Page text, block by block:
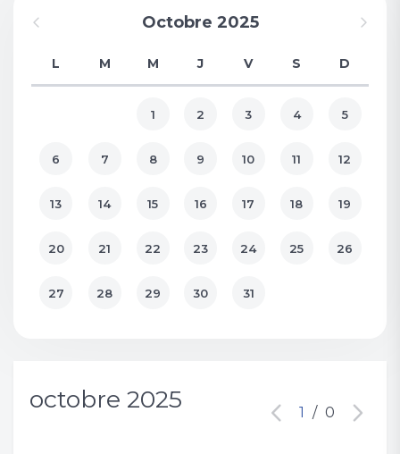
Octobre 2025
L M M J V S D
1 2 3 4 5
6 7 8 9 10 11 12
13 14 15 16 17 18 19
20 21 22 23 24 25 26
27 28 29 30 31
octobre 2025 1 / 0